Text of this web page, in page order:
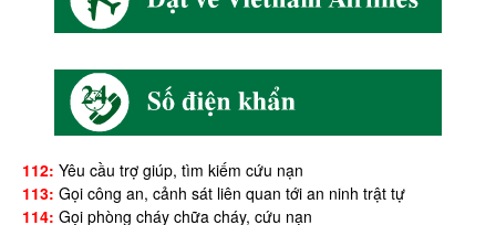
112: Yêu cầu trợ giúp, tìm kiếm cứu nạn
113: Gọi công an, cảnh sát liên quan tới an ninh trật tự
114: Gọi phòng cháy chữa cháy, cứu nạn